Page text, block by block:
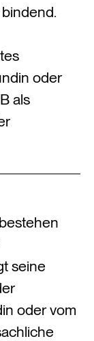
oder
als
seine
oder vom